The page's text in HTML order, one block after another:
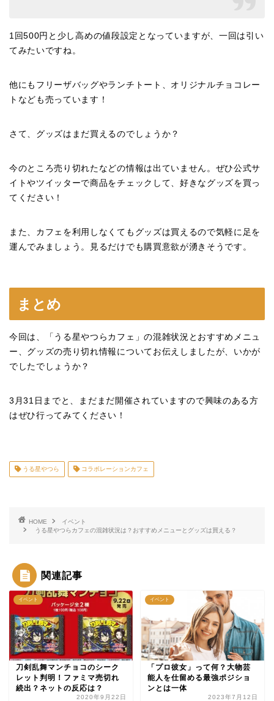
1 回500円と少し高めの値段設定となっていますが、一回は引い
てみたいですね。
他にもフリーザバッグやランチトート、オリジナルチョコレー
トなども売っています！
さて、グッズはまだ買えるのでしょうか？
今のところ売り切れたなどの情報は出ていません。ぜひ公式サ
イトやツイッターで商品をチェックして、好きなグッズを買っ
てください！
また、カフェを利用しなくてもグッズは買えるので気軽に足を
運んでみましょう。見るだけでも購買意欲が湧きそうです。
まとめ
今回は、「うる星やつらカフェ」の混雑状況とおすすめメニュ
ー、グッズの売り切れ情報についてお伝えしましたが、いかが
でしたでしょうか？
3 月31 日までと、まだまだ開催されていますので興味のある方
はぜひ行ってみてください！
うる星やつら コラボレーションカフェ
HOME
イベント
うる星やつらカフェの混雑状況は？おすすめメニューとグッズは買える？
関連記事
イベント
刀剣乱舞マンチョコのシーク
レット判明！ファミマ売切れ
続出？ネットの反応は？
2020年9月22日
イベント
「プロ彼女」って何？大物芸
能人を仕留める最強ポジショ
ンとは一体
2023年7月12日